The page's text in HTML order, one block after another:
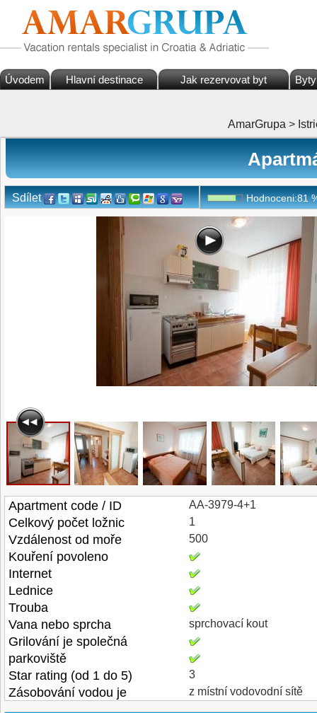
Úvodem Hlavní destinace Jak rezervovat byt Byty
AmarGrupa >
Sdílet Hodnoceni:81
Apartment code / ID AA-3979-4+1
Celkový počet ložnic 1
Vzdálenost od moře 500
Kouření povoleno
Internet
Lednice
Trouba
Vana nebo sprcha
sprchovací kout
Grilování je společná
parkoviště
Star rating (od 1 do 5)
3
Zásobování vodou je z místní vodovodní sítě